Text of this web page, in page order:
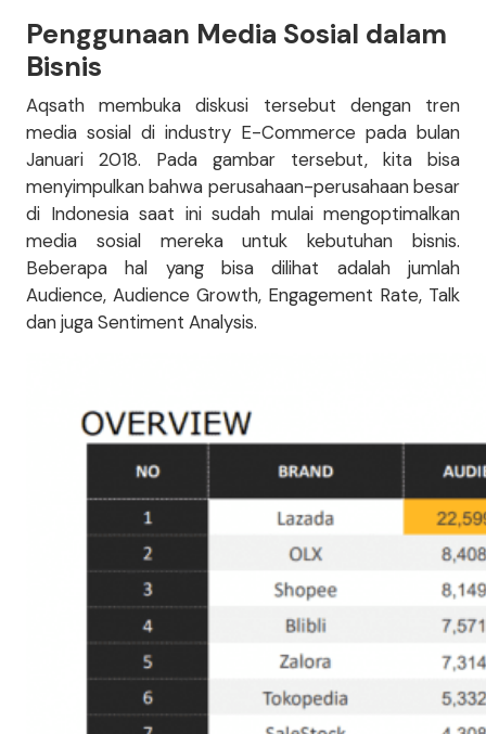
Penggunaan Media Sosial dalam
Bisnis
Aqsath membuka diskusi tersebut dengan tren
media sosial di industry E-Commerce pada bulan
Januari 2018. Pada gambar tersebut, kita bisa
menyimpulkan bahwa perusahaan-perusahaan besar
di Indonesia saat ini sudah mulai mengoptimalkan
media sosial mereka untuk kebutuhan bisnis.
Beberapa hal yang bisa dilihat adalah jumlah
Audience, Audience Growth, Engagement Rate, Talk
dan juga Sentiment Analysis.